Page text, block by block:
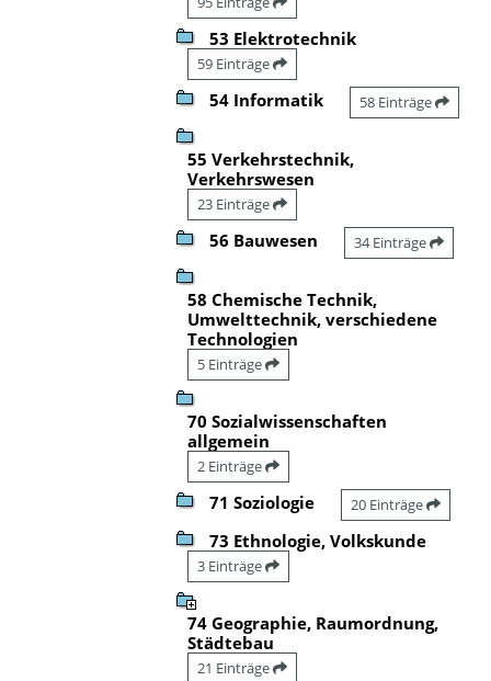
53 Elektrotechnik
59 Einträge
54 Informatik 58 Einträge
55 Verkehrstechnik,
Verkehrswesen
23 Einträge
56 Bauwesen 34 Einträge
58 Chemische Technik,
Umwelttechnik, verschiedene
Technologien
5 Einträge
70 Sozialwissenschaften
allgemein
2 Einträge
71 Soziologie 20 Einträge
73 Ethnologie, Volkskunde
3 Einträge
74 Geographie, Raumordnung,
Städtebau
21 Einträge